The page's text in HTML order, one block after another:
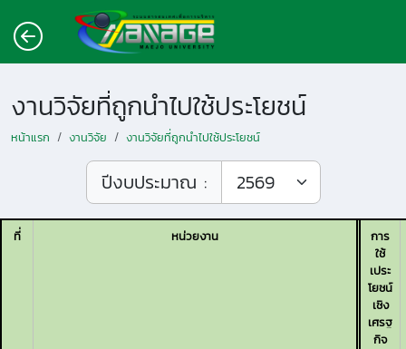
งานวิจัยที่ถูกนำไปใช้ประโยชน์
หน้าแรก งานวิจัย งานวิจัยที่ถูกนำไปใช้ประโยชน์
ปีงบประมาณ :
ที่ หน่วยงาน
การ
ใช้
เประ
โยชน์
เชิง
เศรฐ
กิจ